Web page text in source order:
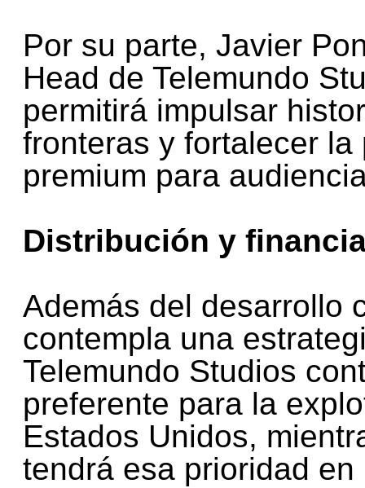
Por su parte, Javier
Head de Telemundo
permitirá impulsar
fronteras y fortalecer
premium para
Distribución y
Además del desarrollo
contempla una
Telemundo Studios
preferente para la
Estados Unidos,
tendrá esa prioridad